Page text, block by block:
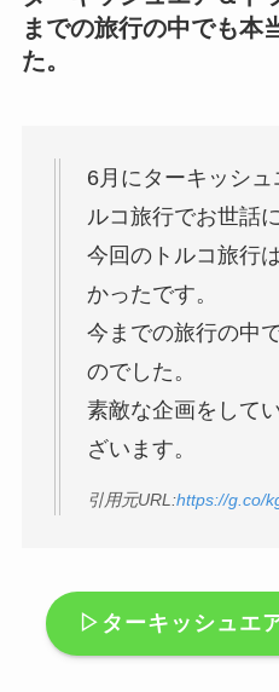
までの旅行の中でも本
た。
6月にターキッシ
ルコ旅行でお世話
今回のトルコ旅行
かったです。
今までの旅行の中
のでした。
素敵な企画をして
ざいます。
引用元URL:https://g.co/
▷ターキッシュエ